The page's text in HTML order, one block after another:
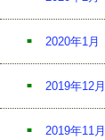
2020年1月
2019年12月
2019年11月